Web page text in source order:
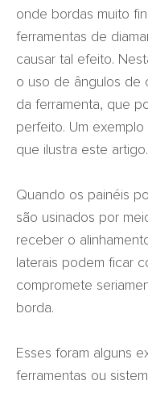
onde bordas muito
ferramentas de
causar tal efeito.
o uso de ângulos de
da ferramenta, que
perfeito. Um
que ilustra este artigo.
Quando os painéis
são usinados por
receber o
laterais podem ficar
compromete
borda.
Esses foram alguns
ferramentas ou